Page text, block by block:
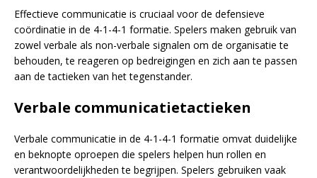
Effectieve communicatie is cruciaal voor de defensieve
coördinatie in de 4-1-4-1 formatie. Spelers maken gebruik van
zowel verbale als non-verbale signalen om de organisatie te
behouden, te reageren op bedreigingen en zich aan te passen
aan de tactieken van het tegenstander.
Verbale communicatietactieken
Verbale communicatie in de 4-1-4-1 formatie omvat duidelijke
en beknopte oproepen die spelers helpen hun rollen en
verantwoordelijkheden te begrijpen. Spelers gebruiken vaak